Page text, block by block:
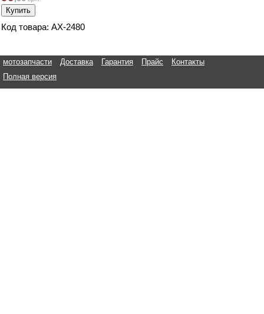
Код товара: AX-2480
мотозапчасти Доставка Гарантия Прайс
Контакты
Полная версия